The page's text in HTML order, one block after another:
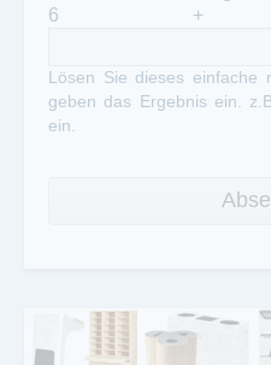
6 +
Lösen Sie dieses einfache
geben das Ergebnis ein.
ein.